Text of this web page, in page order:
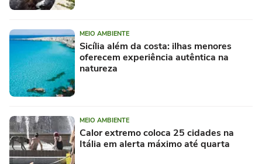
MEIO AMBIENTE
Sicília além da costa: ilhas menores
oferecem experiência autêntica na
natureza
MEIO AMBIENTE
Calor extremo coloca 25 cidades na
Itália em alerta máximo até quarta